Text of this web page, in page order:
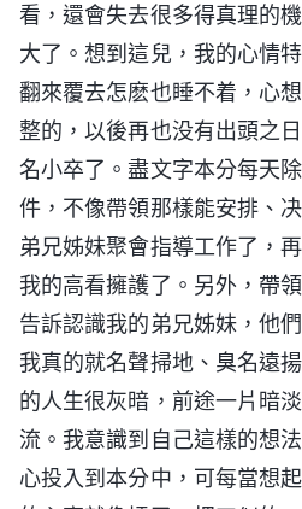
看，還會失去很多得真理的
大了。想到這兒，我的心情
翻來覆去怎麽也睡不着，心
整的，以後再也没有出頭之
名小卒了。盡文字本分每天
件，不像帶領那樣能安排、
弟兄姊妹聚會指導工作了，
我的高看擁護了。另外，帶
告訴認識我的弟兄姊妹，他
我真的就名聲掃地、臭名遠
的人生很灰暗，前途一片暗
流。我意識到自己這樣的想
心投入到本分中，可每當想